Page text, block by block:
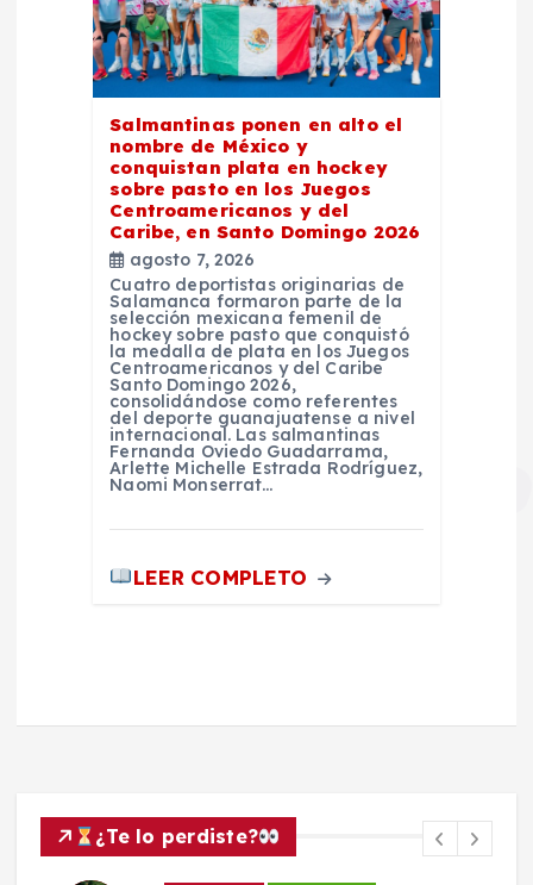
Salmantinas ponen en alto el
nombre de México y
conquistan plata en hockey
sobre pasto en los Juegos
Centroamericanos y del
Caribe, en Santo Domingo 2026
agosto 7, 2026
Cuatro deportistas originarias de
Salamanca formaron parte de la
selección mexicana femenil de
hockey sobre pasto que conquistó
la medalla de plata en los Juegos
Centroamericanos y del Caribe
Santo Domingo 2026,
consolidándose como referentes
del deporte guanajuatense a nivel
internacional. Las salmantinas
Fernanda Oviedo Guadarrama,
Arlette Michelle Estrada Rodríguez,
Naomi Monserrat…
LEER COMPLETO
¿Te lo perdiste?